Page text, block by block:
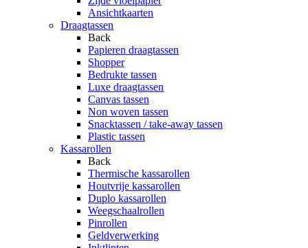
Ansichtkaarten
Draagtassen
Back
Papieren draagtassen
Shopper
Bedrukte tassen
Luxe draagtassen
Canvas tassen
Non woven tassen
Snacktassen / take-away tassen
Plastic tassen
Kassarollen
Back
Thermische kassarollen
Houtvrije kassarollen
Duplo kassarollen
Weegschaalrollen
Pinrollen
Geldverwerking